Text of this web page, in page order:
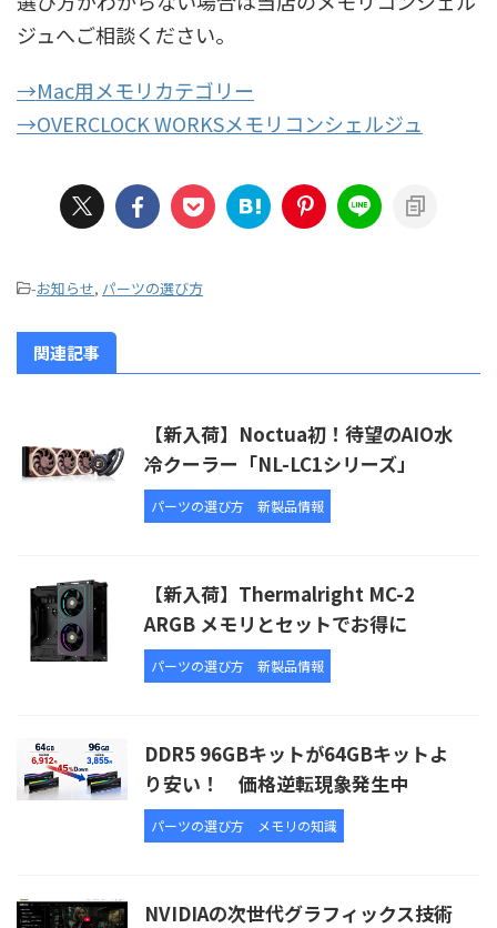
ジュへご相談ください。
→Mac用メモリカテゴリー
→OVERCLOCK WORKSメモリコンシェルジュ
-お知らせ, パーツの選び方
関連記事
【新入荷】Noctua初！待望のAIO水
冷クーラー「NL-LC1シリーズ」
パーツの選び方 新製品情報
【新入荷】Thermalright MC-2
ARGB メモリとセットでお得に
パーツの選び方 新製品情報
DDR5 96GBキットが64GBキットよ
り安い！ 価格逆転現象発生中
パーツの選び方 メモリの知識
NVIDIAの次世代グラフィックス技術